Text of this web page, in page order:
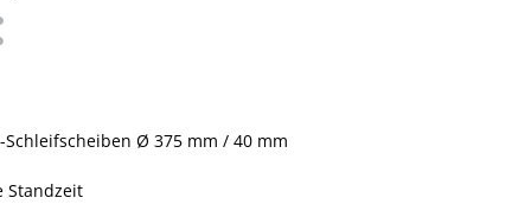
Schleifscheiben Ø 375 mm / 40 mm
Standzeit